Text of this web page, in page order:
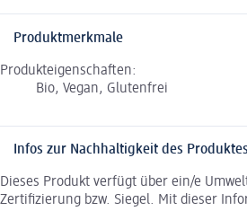
Produktmerkmale
Produkteigenschaften:
Bio, Vegan, Glutenfrei
Infos zur Nachhaltigkeit des Produktes
Dieses Produkt verfügt über ein/e
Zertifizierung bzw. Siegel. Mit dieser